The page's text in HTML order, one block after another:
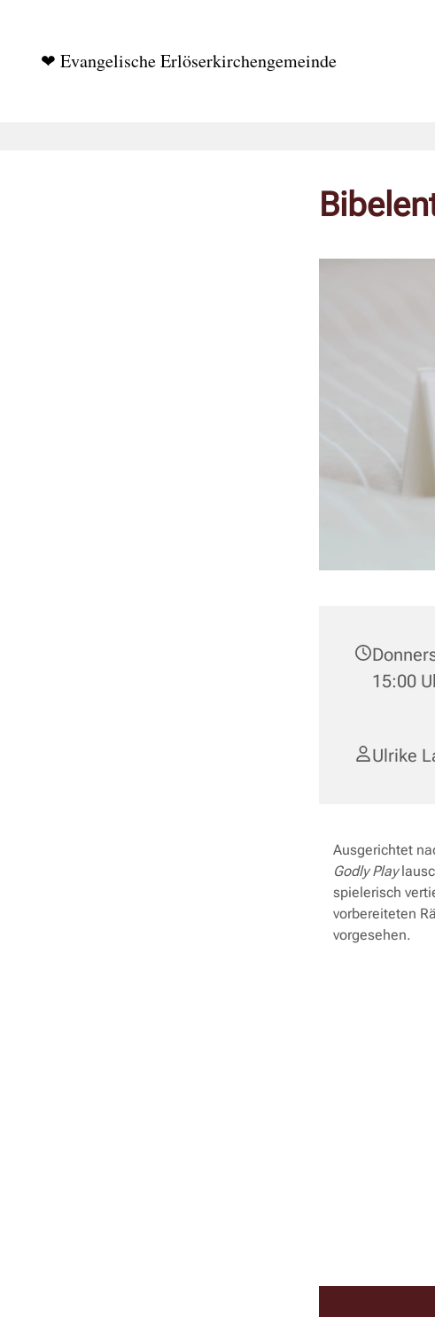
❤ Evangelische Erlöserkirchengemeinde
15:00
Ulrike
Ausgerichtet
Godly Play
spielerisch
vorbereiteten
vorgesehen.